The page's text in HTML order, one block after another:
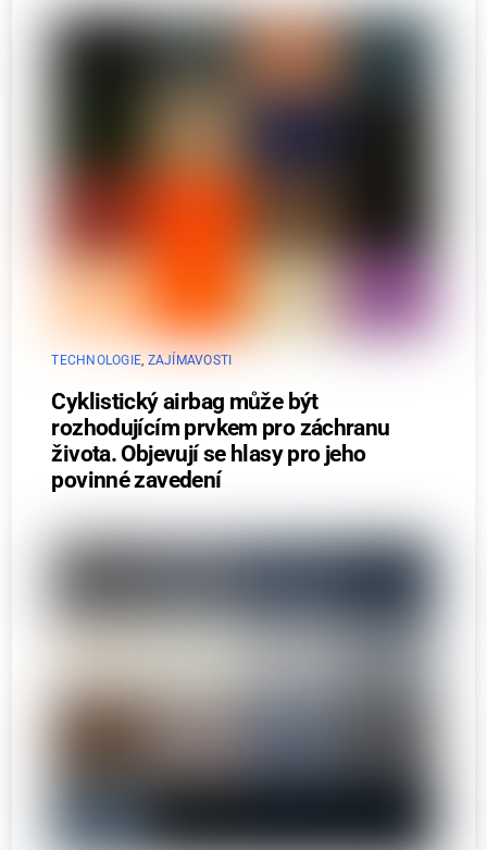
TECHNOLOGIE ZAJÍMAVOSTI
Cyklistický airbag může být
rozhodujícím prvkem pro záchranu
života. Objevují se hlasy pro jeho
povinné zavedení